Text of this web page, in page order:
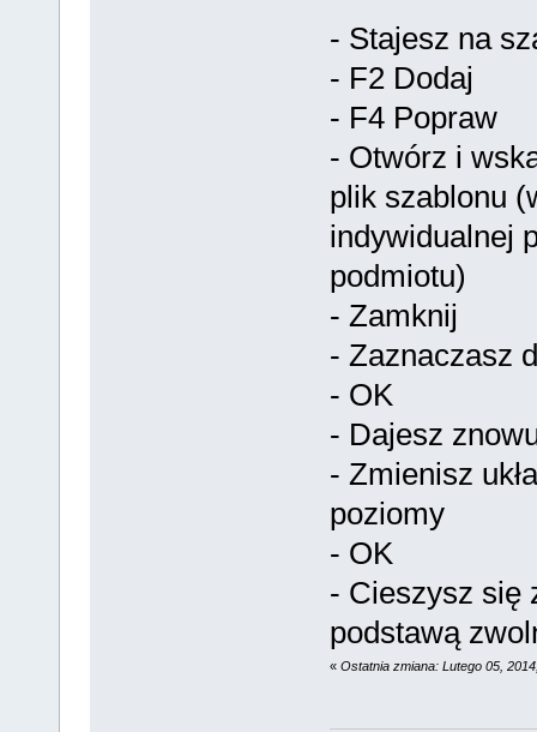
- Stajesz na
- F2 Dodaj
- F4 Popraw
- Otwórz i
plik szablonu
indywidualnej
podmiotu)
- Zamknij
- Zaznaczasz
- OK
- Dajesz
- Zmienisz
poziomy
- OK
- Cieszysz się
podstawą
« Ostatnia zmiana: Lutego 05,